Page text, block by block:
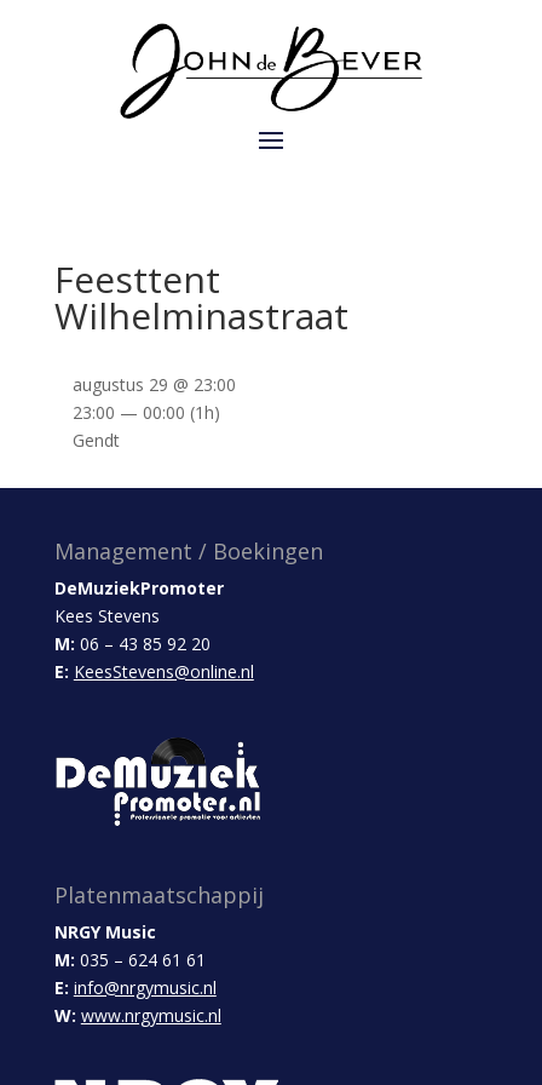
Feesttent
Wilhelminastraat
augustus 29 @ 23:00
23:00 — 00:00 (1h)
Gendt
Management / Boekingen
DeMuziekPromoter
Kees Stevens
M: 06 – 43 85 92 20
E: KeesStevens@online.nl
Platenmaatschappij
NRGY Music
M: 035 – 624 61 61
E: info@nrgymusic.nl
W: www.nrgymusic.nl